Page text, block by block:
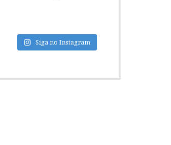
Siga no Instagram